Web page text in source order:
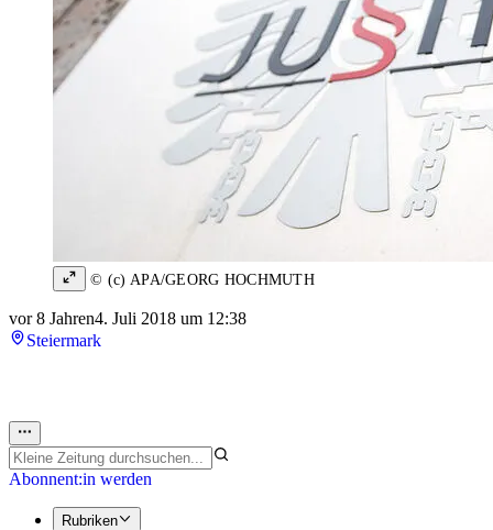
© (c) APA/GEORG HOCHMUTH
vor 8 Jahren4. Juli 2018 um 12:38
Steiermark
Abonnent:in werden
Rubriken